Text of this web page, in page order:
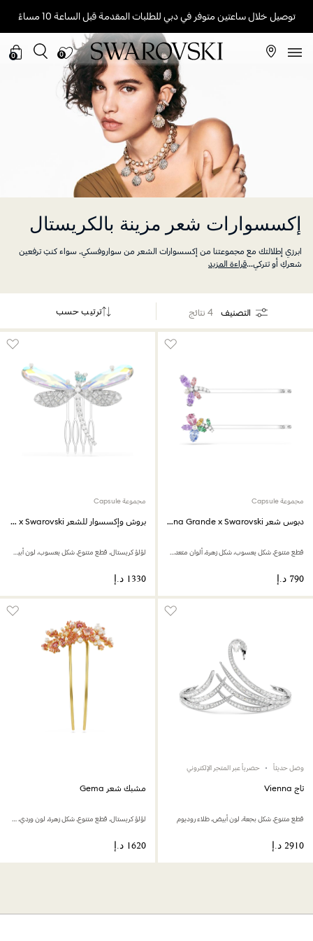
توصيل خلال ساعتين متوفر في دبي للطلبات المقدمة قبل الساعة 10 مساءً
0
0
إكسسوارات شعر مزينة بالكريستال
ابرزي إطلالتك مع مجموعتنا من إكسسوارات الشعر من سواروفسكي. سواء كنتِ ترفعين
شعركِ أو تتركي...قراءة المزيد
التصنيف 4 نتائج ترتيب حسب
مجموعة Capsule
دبوس شعر Ariana Grande x Swarovski
قطع متنوع، شكل يعسوب، شكل زهرة، ألوان متعددة، طلاء روديوم
مجموعة Capsule
بروش وإكسسوار للشعر Ariana Grande x Swarovski
لؤلؤ كريستال، قطع متنوع، شكل يعسوب، لون أبيض، طلاء روديوم
وصل حديثاً حصرياً عبر المتجر الإلكتروني
تاج Vienna
قطع متنوع، شكل بجعة، لون أبيض، طلاء روديوم
مشبك شعر Gema
لؤلؤ كريستال، قطع متنوع، شكل زهرة، لون وردي، طلاء بلون ذهبي